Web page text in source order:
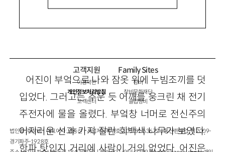
그릇장
어진이 부엌으로 나와 잠옷 위에 누빔조끼를 덧
입었다. 그러고는 추운 듯 어깨를 웅크린 채 전기
주전자에 물을 올렸다. 부엌창 너머로 전신주의
어지러운 선과 가지 잘린 회백색 나무가 보였다.
한파 탓인지 거리에 사람이 거의 없었다. 어진은
고객지원
이용약관
개인정보처리방침
고객센터
Family Sites
창비
창비문화재단
클럽창비
법인명 : ㈜창비ㅣ대표이사 : 염종선ㅣ사업자등록번호 : 105-81-63672ㅣ통신판매업 : 제 2009-
경기파주-1928호